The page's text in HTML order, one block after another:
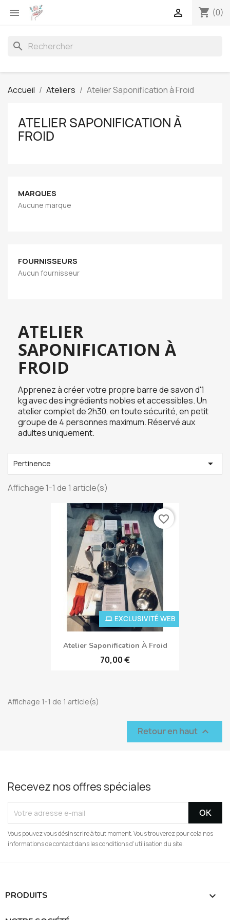
 shopping_cart (0)

search
Accueil Ateliers Atelier Saponification à Froid
ATELIER SAPONIFICATION À
FROID
MARQUES
Aucune marque
FOURNISSEURS
Aucun fournisseur
ATELIER
SAPONIFICATION À
FROID
Apprenez à créer votre propre barre de savon d'1
kg avec des ingrédients nobles et accessibles. Un
atelier complet de 2h30, en toute sécurité, en petit
groupe de 4 personnes maximum. Réservé aux
adultes uniquement.
Pertinence 
Affichage 1-1 de 1 article(s)
Atelier Saponification À Froid
70,00 €
EXCLUSIVITÉ WEB
favorite_border
Affichage 1-1 de 1 article(s)
Retour en haut 
Recevez nos offres spéciales
Vous pouvez vous désinscrire à tout moment. Vous trouverez pour cela nos
informations de contact dans les conditions d'utilisation du site.
PRODUITS 